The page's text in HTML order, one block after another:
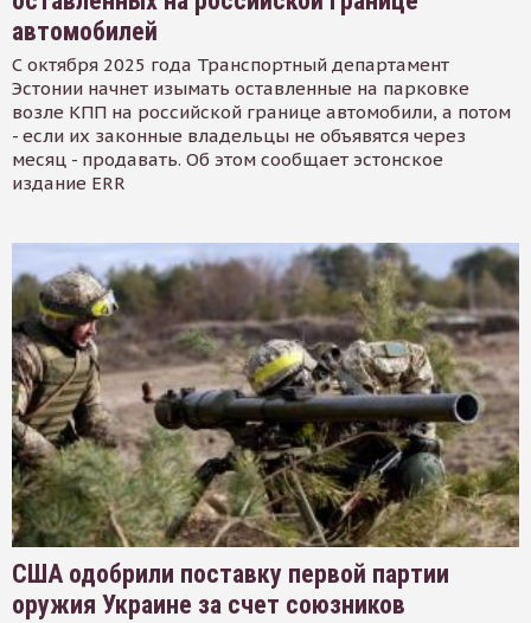
автомобилей
С октября 2025 года Транспортный департамент
Эстонии начнет изымать оставленные на парковке
возле КПП на российской границе автомобили, а потом
- если их законные владельцы не объявятся через
месяц - продавать. Об этом сообщает эстонское
издание ERR
США одобрили поставку первой партии
оружия Украине за счет союзников